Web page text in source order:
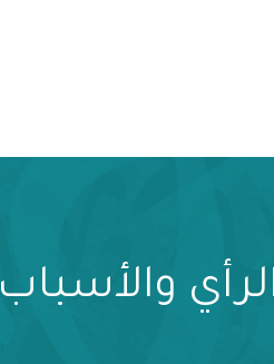
والأسباب